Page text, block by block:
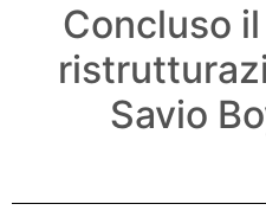
Concluso
Savio